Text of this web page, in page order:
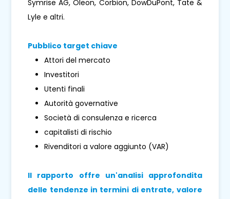
Symrise AG, Oleon, Corbion, DowDuPont, Tate &
Lyle e altri.
Pubblico target chiave
Attori del mercato
Investitori
Utenti finali
Autorità governative
Società di consulenza e ricerca
capitalisti di rischio
Rivenditori a valore aggiunto (VAR)
Il rapporto offre un'analisi approfondita
delle tendenze in termini di entrate, valore